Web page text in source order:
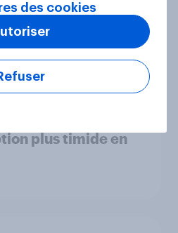
in Belgium and the
plus timide en
des cookies